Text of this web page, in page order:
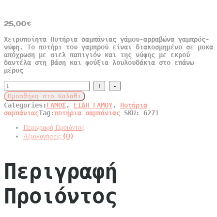
25,00€
Χειροποίητα Ποτήρια σαμπάνιας γάμου-αρραβώνα γαμπρός-
νύφη. Το ποτήρι του γαμπρού είναι διακοσμημένο σε μοκα
απόχρωση με σιελ παπιγιόν και της νύφης με εκρού
δαντέλα στη βάση και φούξια λουλουδάκια στο επάνω
μέρος
Χειροποίητα
Ποτήρια
σαμπάνιας
γάμου-
αρραβώνα
Προσθήκη στο Καλάθι
Categories:ΓΑΜΟΣ, ΕΙΔΗ ΓΑΜΟΥ, Ποτήρια
σαμπάνιαςTag:ποτήρια σαμπάνιας SKU: 6271
Περιγραφή Προιόντος
Αξιολογήσεις (0)
Περιγραφή
Προιόντος